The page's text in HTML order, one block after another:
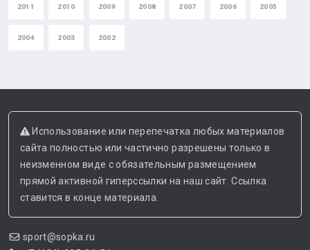
2011 2010 2009 2008 2007 2006 2005
2004 2003 2002
Использование или перепечатка любых материалов
сайта полностью или частично разрешены только в
неизменном виде с обязательным размещением
прямой активной гиперссылки на наш сайт. Ссылка
ставится в конце материала.
sport@sopka.ru